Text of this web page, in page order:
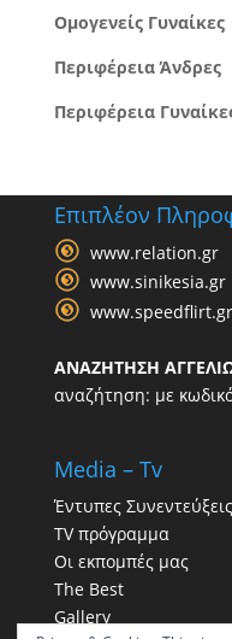
Ομογενείς Γυναίκες
Περιφέρεια Άνδρες
Περιφέρεια
Επιπλέον
www.relation.gr
www.sinikesia.gr
www.speedflirt.gr
ΑΝΑΖΗΤΗΣΗ
αναζήτηση: με
Media – Tv
Έντυπες Συνεντεύξεις
TV πρόγραμμα
Οι εκπομπές μας
The Best
Gallery